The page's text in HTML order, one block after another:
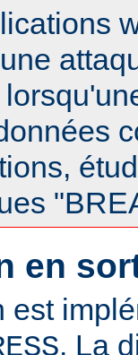
en
est
. La